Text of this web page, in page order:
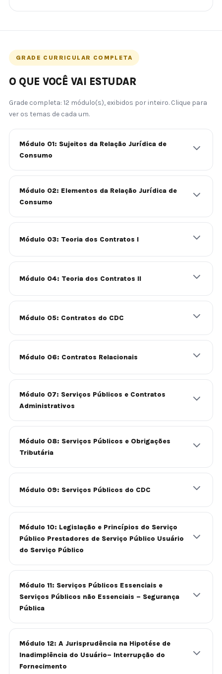
GRADE CURRICULAR COMPLETA
O QUE VOCÊ VAI ESTUDAR
Grade completa: 12 módulo(s), exibidos por inteiro. Clique para
ver os temas de cada um.
Módulo 01: Sujeitos da Relação Jurídica de
Consumo
Módulo 02: Elementos da Relação Jurídica de
Consumo
Módulo 03: Teoria dos Contratos I
Módulo 04: Teoria dos Contratos II
Módulo 05: Contratos do CDC
Módulo 06: Contratos Relacionais
Módulo 07: Serviços Públicos e Contratos
Administrativos
Módulo 08: Serviços Públicos e Obrigações
Tributária
Módulo 09: Serviços Públicos do CDC
Módulo 10: Legislação e Princípios do Serviço
Público Prestadores de Serviço Público Usuário
do Serviço Público
Módulo 11: Serviços Públicos Essenciais e
Serviços Públicos não Essenciais – Segurança
Pública
Módulo 12: A Jurisprudência na Hipotése de
Inadimplência do Usuário– Interrupção do
Fornecimento